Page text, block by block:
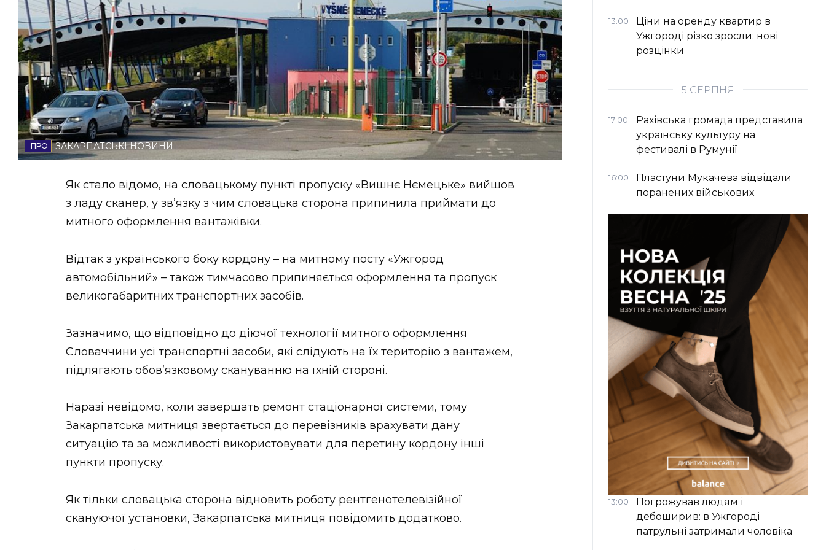
НОВИНИ ЗАХІДНОЇ УКРАЇНИ
ФОТО
ВІДЕОЗАКАРПАТСЬКІ НОВИНИ
Як стало відомо, на словацькому пункті пропуску «Вишнє Нємецьке» вийшов
з ладу сканер, у звʼязку з чим словацька сторона припинила приймати до
митного оформлення вантажівки.
Відтак з українського боку кордону – на митному посту «Ужгород
автомобільний» – також тимчасово припиняється оформлення та пропуск
великогабаритних транспортних засобів.
Зазначимо, що відповідно до діючої технології митного оформлення
Словаччини усі транспортні засоби, які слідують на їх територію з вантажем,
підлягають обов’язковому скануванню на їхній стороні.
Наразі невідомо, коли завершать ремонт стаціонарної системи, тому
Закарпатська митниця звертається до перевізників врахувати дану
ситуацію та за можливості використовувати для перетину кордону інші
пункти пропуску.
Як тільки словацька сторона відновить роботу рентгенотелевізійної
скануючої установки, Закарпатська митниця повідомить додатково.
13:00
Ціни на оренду квартир в
Ужгороді різко зросли: нові
розцінки
5 СЕРПНЯ
17:00
Рахівська громада представила
українську культуру на
фестивалі в Румунії
16:00
Пластуни Мукачева відвідали
поранених військових
13:00
Погрожував людям і
дебоширив: в Ужгороді
патрульні затримали чоловіка